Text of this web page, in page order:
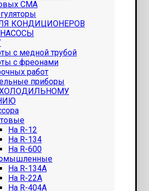
СМА
КОНДИЦИОНЕРОВ
с медной трубой
с фреонами
работ
приборы
На R-12
На R-134
На R-600
На R-134A
На R-22A
На R-404A